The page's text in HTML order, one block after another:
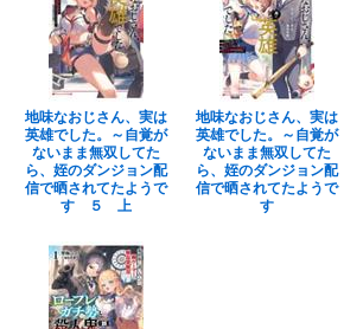
地味なおじさん、実は
英雄でした。～自覚が
ないまま無双してた
ら、姪のダンジョン配
信で晒されてたようで
す ５ 上
地味なおじさん、実は
英雄でした。～自覚が
ないまま無双してた
ら、姪のダンジョン配
信で晒されてたようで
す